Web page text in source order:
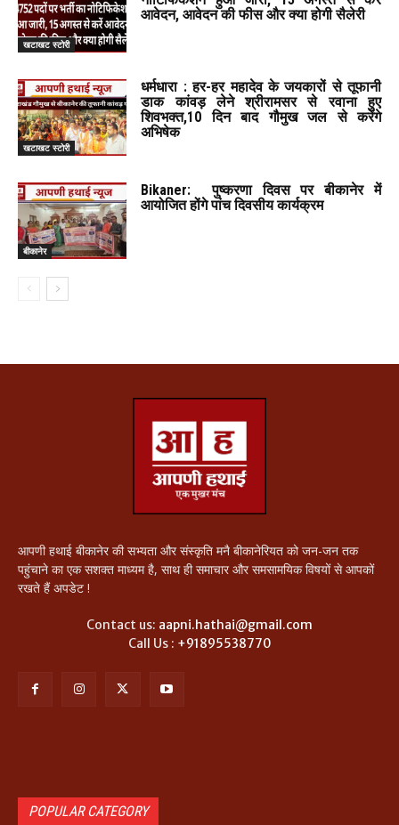
खटाखट स्टोरी
आवेदन, आवेदन की फीस और क्या होगी सैलेरी
खटाखट स्टोरी
धर्मधारा : हर-हर महादेव के जयकारों से तूफानी
डाक कांवड़ लेने श्रीरामसर से रवाना हुए
शिवभक्त,10 दिन बाद गौमुख जल से करेंगे
अभिषेक
बीकानेर
Bikaner: पुष्करणा दिवस पर बीकानेर में
आयोजित होंगे पांच दिवसीय कार्यक्रम
आपणी हथाई बीकानेर की सभ्यता और संस्कृति मनै बीकानेरियत को जन-जन तक
पहुंचाने का एक सशक्त माध्यम है, साथ ही समाचार और समसामयिक विषयों से आपकों
रखते हैं अपडेट !
Contact us: aapni.hathai@gmail.com
Call Us : +91895538770
POPULAR CATEGORY